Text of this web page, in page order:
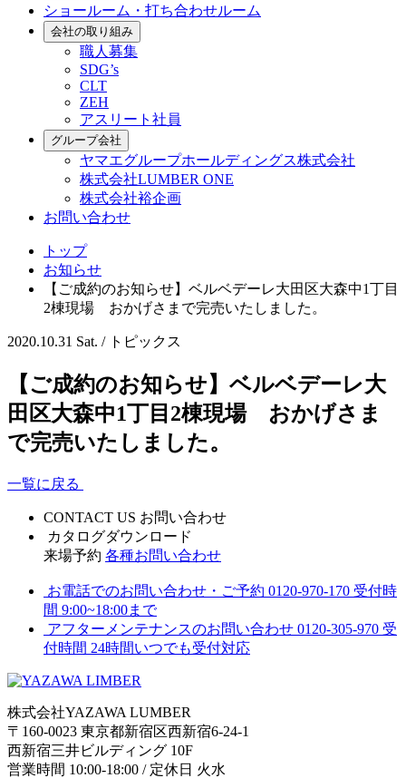
ショールーム・打ち合わせルーム
会社の取り組み
職人募集
SDG’s
CLT
ZEH
アスリート社員
グループ会社
ヤマエグループホールディングス株式会社
株式会社LUMBER ONE
株式会社裕企画
お問い合わせ
トップ
お知らせ
【ご成約のお知らせ】ベルベデーレ大田区大森中1丁目
2棟現場 おかげさまで完売いたしました。
2020.10.31 Sat. / トピックス
【ご成約のお知らせ】ベルベデーレ大
田区大森中1丁目2棟現場 おかげさま
で完売いたしました。
一覧に戻る
CONTACT US お問い合わせ
カタログダウンロード
来場予約 各種お問い合わせ
お電話でのお問い合わせ・ご予約 0120-970-170 受付時
間 9:00~18:00まで
アフターメンテナンスのお問い合わせ 0120-305-970 受
付時間 24時間いつでも受付対応
株式会社YAZAWA LUMBER
〒160-0023 東京都新宿区西新宿6-24-1
西新宿三井ビルディング 10F
営業時間 10:00-18:00 / 定休日 火水